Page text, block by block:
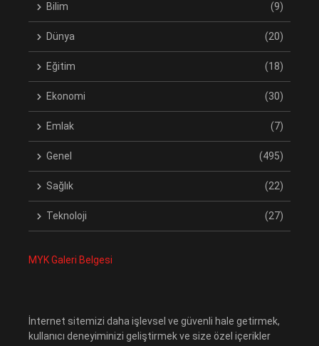
Bilim (9)
Dünya (20)
Eğitim (18)
Ekonomi (30)
Emlak (7)
Genel (495)
Sağlık (22)
Teknoloji (27)
MYK Galeri Belgesi
İnternet sitemizi daha işlevsel ve güvenli hale getirmek,
kullanıcı deneyiminizi geliştirmek ve size özel içerikler